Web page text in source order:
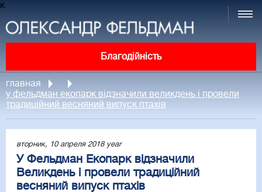
к
Благодійність
главная
у фельдман екопарк відзначили великдень і провели
традиційний весняний випуск птахів
вторник, 10 апреля 2018 year
У Фельдман Екопарк відзначили
Великдень і провели традиційний
весняний випуск птахів